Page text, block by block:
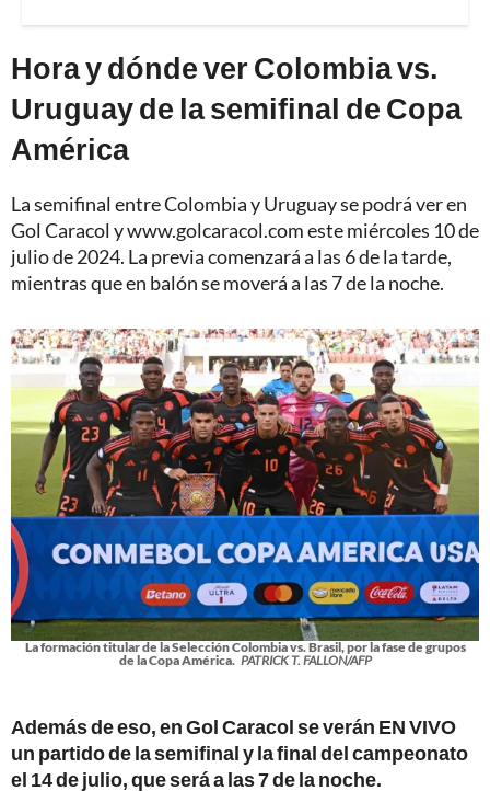
Hora y dónde ver Colombia vs.
Uruguay de la semifinal de Copa
América
La semifinal entre Colombia y Uruguay se podrá ver en
Gol Caracol y www.golcaracol.com este miércoles 10 de
julio de 2024. La previa comenzará a las 6 de la tarde,
mientras que en balón se moverá a las 7 de la noche.
La formación titular de la Selección Colombia vs. Brasil, por la fase de grupos
de la Copa América. PATRICK T. FALLON/AFP
Además de eso, en Gol Caracol se verán EN VIVO
un partido de la semifinal y la final del campeonato
el 14 de julio, que será a las 7 de la noche.